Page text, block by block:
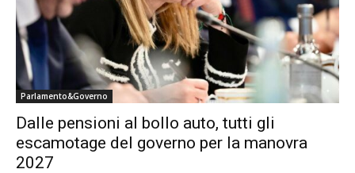
Parlamento&Governo
Dalle pensioni al bollo auto, tutti gli
escamotage del governo per la manovra
2027